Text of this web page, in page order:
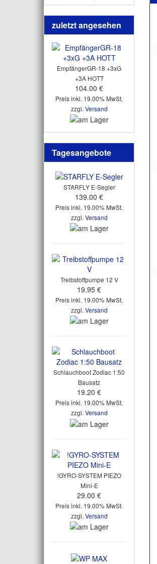
zuletzt angesehen
EmpfängerGR-18 +3xG
+3A HOTT
104.00 €
Preis inkl. 19.00% MwSt.
zzgl. Versand
Tagesangebote
STARFLY E-Segler
139.00 €
Preis inkl. 19.00% MwSt.
zzgl. Versand
Treibstoffpumpe 12 V
19.95 €
Preis inkl. 19.00% MwSt.
zzgl. Versand
Schlauchboot Zodiac 1:50
Bausatz
19.20 €
Preis inkl. 19.00% MwSt.
zzgl. Versand
!GYRO-SYSTEM PIEZO
Mini-E
29.00 €
Preis inkl. 19.00% MwSt.
zzgl. Versand